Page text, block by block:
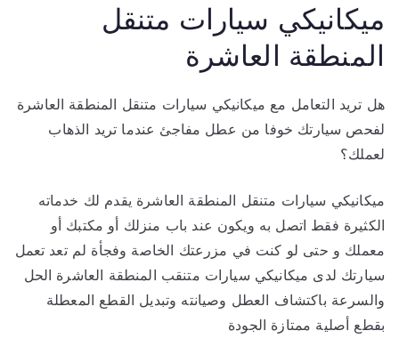
ميكانيكي سيارات متنقل
المنطقة العاشرة
هل تريد التعامل مع ميكانيكي سيارات متنقل المنطقة العاشرة
لفحص سيارتك خوفا من عطل مفاجئ عندما تريد الذهاب
لعملك؟
ميكانيكي سيارات متنقل المنطقة العاشرة يقدم لك خدماته
الكثيرة فقط اتصل به ويكون عند باب منزلك أو مكتبك أو
معملك و حتى لو كنت في مزرعتك الخاصة وفجأة لم تعد تعمل
سيارتك لدى ميكانيكي سيارات متنقب المنطقة العاشرة الحل
والسرعة باكتشاف العطل وصيانته وتبديل القطع المعطلة
بقطع أصلية ممتازة الجودة